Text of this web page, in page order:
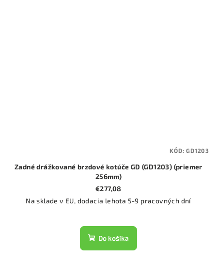
Zadné drážkované brzdové kotúče GD (GD1203) (priemer
256mm)
€277,08
Na sklade v EU, dodacia lehota 5-9 pracovných dní
Do košíka
KÓD:GD1203